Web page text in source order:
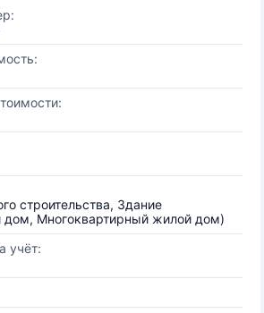
строительства, Здание
дом, Многоквартирный жилой дом)
учёт: